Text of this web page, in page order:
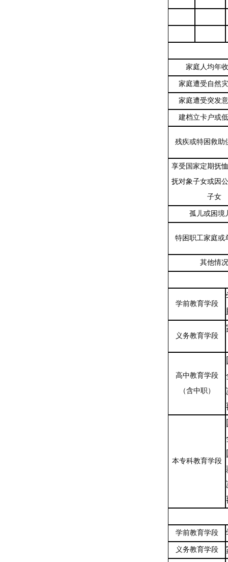
家庭人均年
家庭遭受自然
家庭遭受突发
建档立卡户或
残疾或特困救助
享受国家定期抚
抚对象子女或因
子女
孤儿或困境
特困职工家庭或
其他情况
学前教育学段
义务教育学段
高中教育学段
（含中职）
本专科教育学段
学前教育学段
义务教育学段